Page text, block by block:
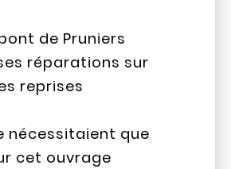
de Pruniers
réparations sur
reprises
nécessitaient que
cet ouvrage